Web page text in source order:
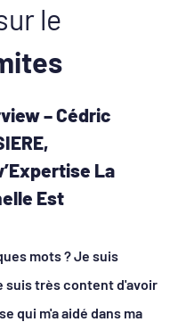
le
– Cédric
La
Est
mots ? Je suis
suis très content d'avoir
qui m'a aidé dans ma